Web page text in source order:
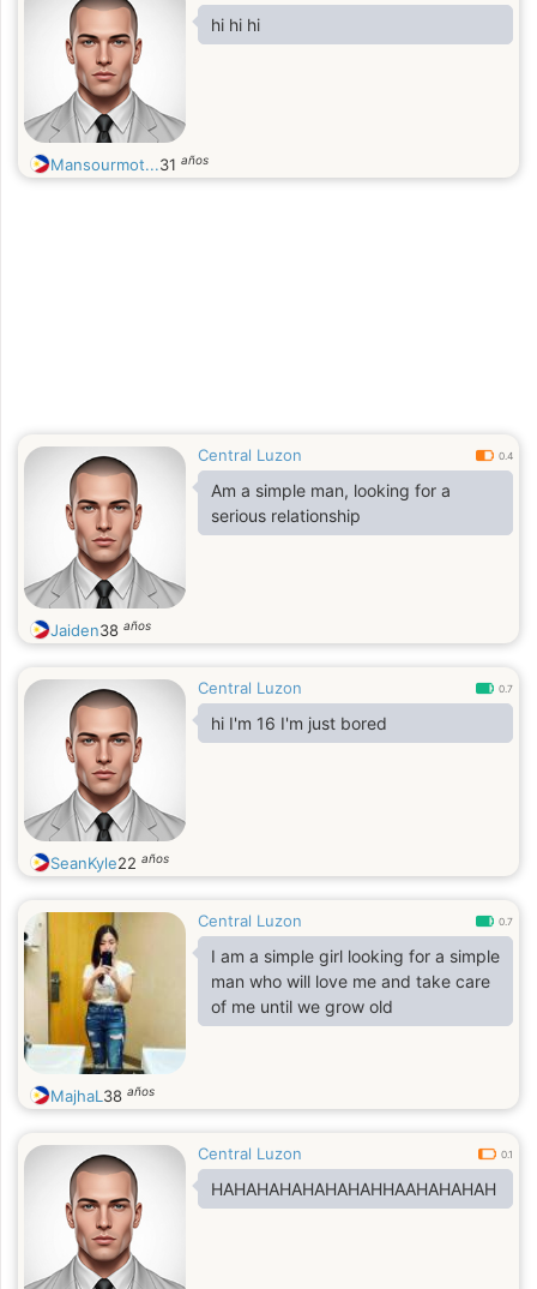
hi hi hi
Mansourmot...31 años
Central Luzon 0.4
Am a simple man, looking for a
serious relationship
Jaiden38 años
Central Luzon 0.7
hi I'm 16 I'm just bored
SeanKyle22 años
Central Luzon 0.7
I am a simple girl looking for a simple
man who will love me and take care
of me until we grow old
MajhaL 38 años
Central Luzon 0.1
HAHAHAHAHAHAHAHHAAHAHAHAH